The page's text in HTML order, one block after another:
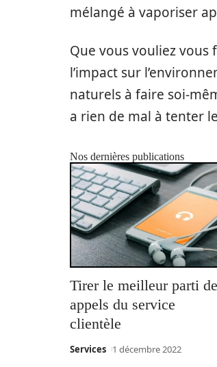
mélangé à vaporiser
Que vous vouliez
l’impact sur
naturels à faire soi-
a rien de mal à tenter
Nos dernières publications
Tirer le meilleur parti
appels du service
clientèle
Services 1 décembre 2022